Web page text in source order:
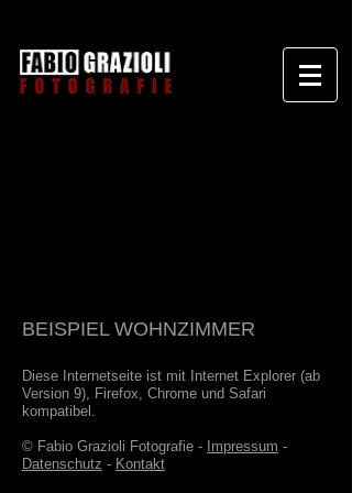
BEISPIEL WOHNZIMMER
Diese Internetseite ist mit Internet Explorer (ab
Version 9), Firefox, Chrome und Safari
kompatibel.
© Fabio Grazioli Fotografie - Impressum -
Datenschutz - Kontakt